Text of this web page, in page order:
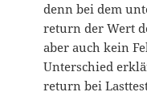
denn bei dem
return der Wert
aber auch kein
Unterschied
return bei